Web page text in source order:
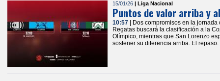
15/01/26 | Liga Nacional
Puntos de valor arriba y
10:57
| Dos compromisos en la
Regatas buscará la clasificación a la
Olímpico, mientras que San Lorenzo
sostener su diferencia arriba. El repaso.